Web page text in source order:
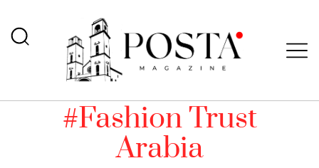
#Fashion Trust
Arabia